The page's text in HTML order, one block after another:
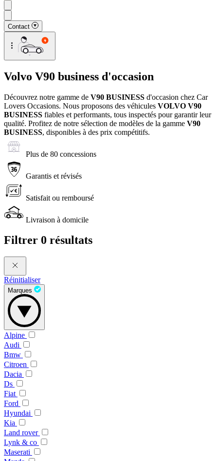
Contact
Volvo V90 business d'occasion
Découvrez notre gamme de V90 BUSINESS d'occasion chez Car
Lovers Occasions. Nous proposons des véhicules VOLVO V90
BUSINESS fiables et performants, tous inspectés pour garantir leur
qualité. Profitez de notre sélection de modèles de la gamme V90
BUSINESS, disponibles à des prix compétitifs.
Plus de 80 concessions
Garantis et révisés
Satisfait ou remboursé
Livraison à domicile
Filtrer 0 résultats
Réinitialiser
Marques
Alpine
Audi
Bmw
Citroen
Dacia
Ds
Fiat
Ford
Hyundai
Kia
Land rover
Lynk & co
Maserati